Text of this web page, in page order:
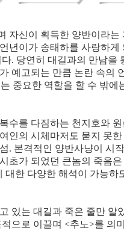
자신이 획득한 양반이라는
년이가 송태하를 사랑하게
. 당연히 대길과의 만남을
예고되는 만큼 논란 속의
중요한 역할을 할 수 밖에
수를 다짐하는 천지호와 원
인의 시체마저도 묻지 못
. 본격적인 양반사냥이 시
초가 되었던 큰놈의 죽음
대한 다양한 해석이 가능하
있는 대길과 죽은 줄만 알
으로 이끌며 <추노>를 의